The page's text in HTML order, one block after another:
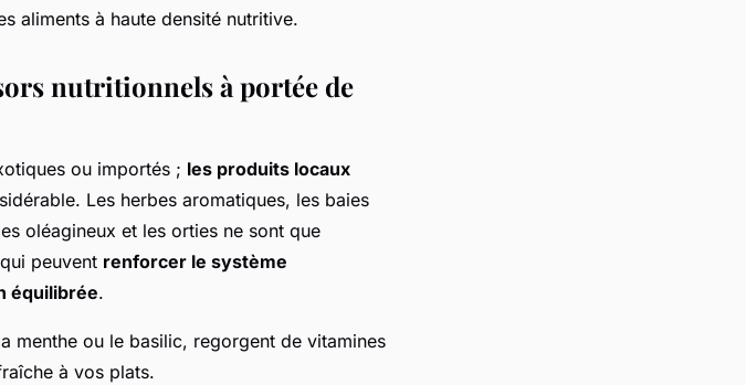
aliments à haute densité nutritive.
nutritionnels à portée de
ou importés ; les produits locaux
Les herbes aromatiques, les baies
oléagineux et les orties ne sont que
peuvent renforcer le système
équilibrée.
menthe ou le basilic, regorgent de vitamines
à vos plats.